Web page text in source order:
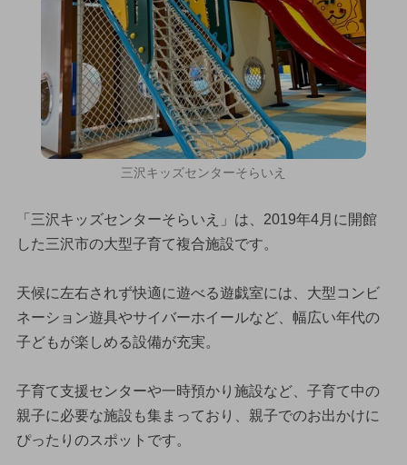
三沢キッズセンターそらいえ
「三沢キッズセンターそらいえ」は、2019年4月に開館
した三沢市の大型子育て複合施設です。
天候に左右されず快適に遊べる遊戯室には、大型コンビ
ネーション遊具やサイバーホイールなど、幅広い年代の
子どもが楽しめる設備が充実。
子育て支援センターや一時預かり施設など、子育て中の
親子に必要な施設も集まっており、親子でのお出かけに
ぴったりのスポットです。